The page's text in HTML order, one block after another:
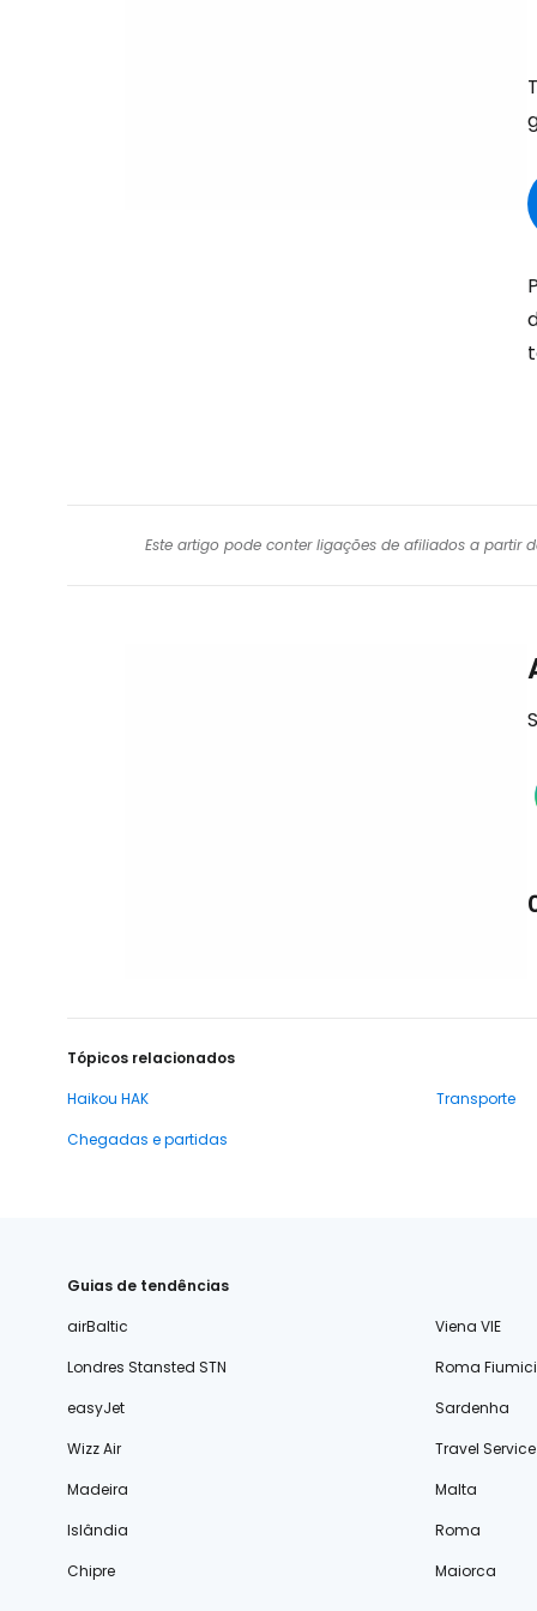
Este artigo pode conter ligações de afiliados a partir
Tópicos relacionados
Haikou HAK
Transporte
Chegadas e partidas
Guias de tendências
airBaltic
Viena VIE
Londres Stansted STN
Roma
easyJet
Sardenha
Wizz Air
Travel Service
Madeira
Malta
Islândia
Roma
Chipre
Maiorca